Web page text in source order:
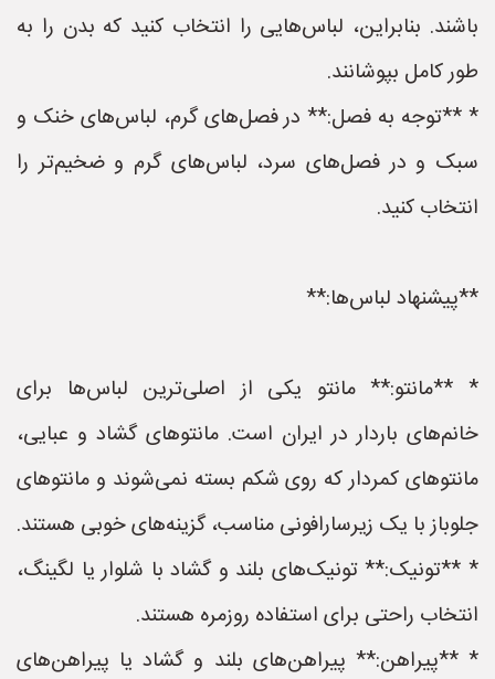
باشند. بنابراین، لباس‌هایی را انتخاب کنید که بدن را به
طور کامل بپوشانند.
* **توجه به فصل:** در فصل‌های گرم، لباس‌های خنک و
سبک و در فصل‌های سرد، لباس‌های گرم و ضخیم‌تر را
انتخاب کنید.
**پیشنهاد لباس‌ها:**
* **مانتو:** مانتو یکی از اصلی‌ترین لباس‌ها برای
خانم‌های باردار در ایران است. مانتوهای گشاد و عبایی،
مانتوهای کمردار که روی شکم بسته نمی‌شوند و مانتوهای
جلوباز با یک زیرسارافونی مناسب، گزینه‌های خوبی هستند.
* **تونیک:** تونیک‌های بلند و گشاد با شلوار یا لگینگ،
انتخاب راحتی برای استفاده روزمره هستند.
* **پیراهن:** پیراهن‌های بلند و گشاد یا پیراهن‌های